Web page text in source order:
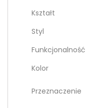
Kształt
Styl
Funkcjonalność
Kolor
Przeznaczenie